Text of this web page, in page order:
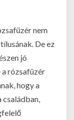
nem
De ez
jó
a rózsafüzér
hogy a
családban,